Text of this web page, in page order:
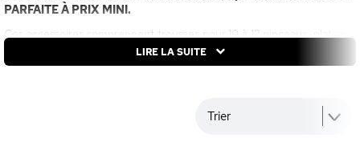
PARFAITE À PRIX MINI.
Ces accessoires comprennent trousses pour 10 à 12 pinceaux, plateaux
en silicone nettoyants, porte-pinceaux 2-en-1 et éponges pour un
entretien rapide et efficace sans résidus de maquillage. Pratiques pour
cruelty free. Adaptés pour des routines nomades ou à domicile, ils
LIRE LA SUITE
Trier